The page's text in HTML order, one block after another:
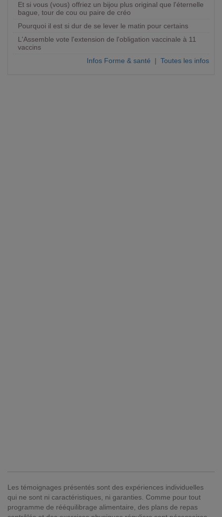
Et si vous (vous) offriez un bijou plus original que l'éternelle
bague, tour de cou ou paire de créo
Pourquoi il est si dur de se lever le matin pour certains
L'Assemble vote l'extension de l'obligation vaccinale à 11
vaccins
Infos Forme & santé | Toutes les infos
Les témoignages présentés sont des expériences individuelles
qui ne sont ni caractéristiques, ni garanties. Comme pour tout
programme de rééquilibrage alimentaire, des plans de repas